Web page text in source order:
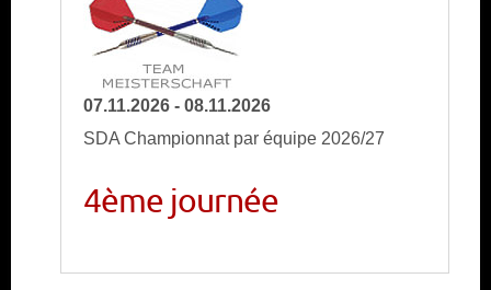
07.11.2026 - 08.11.2026
SDA Championnat par équipe 2026/27
4ème journée